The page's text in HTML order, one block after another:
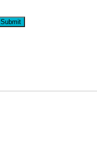
Submit